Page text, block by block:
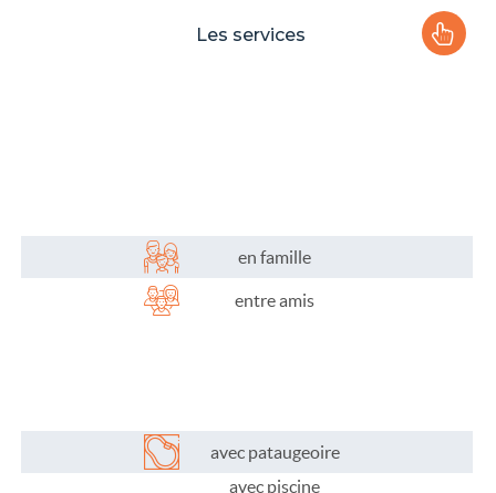
Les services
Les infos pratiques
en famille
entre amis
avec pataugeoire
avec piscine